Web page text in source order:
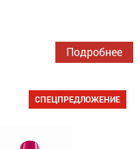
Подробнее
СПЕЦПРЕДЛОЖЕНИЕ